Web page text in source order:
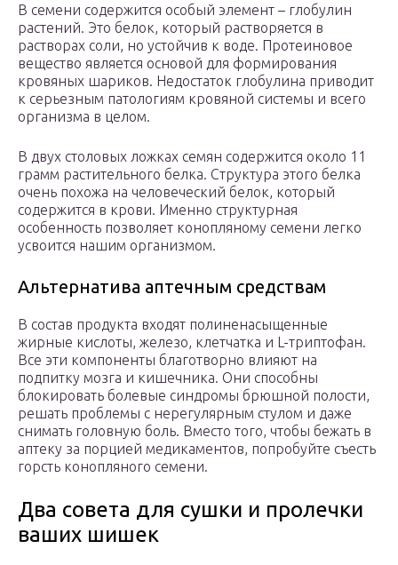
В семени содержится особый элемент – глобулин
растений. Это белок, который растворяется в
растворах соли, но устойчив к воде. Протеиновое
вещество является основой для формирования
кровяных шариков. Недостаток глобулина приводит
к серьезным патологиям кровяной системы и всего
организма в целом.
В двух столовых ложках семян содержится около 11
грамм растительного белка. Структура этого белка
очень похожа на человеческий белок, который
содержится в крови. Именно структурная
особенность позволяет конопляному семени легко
усвоится нашим организмом.
Альтернатива аптечным средствам
В состав продукта входят полиненасыщенные
жирные кислоты, железо, клетчатка и L-триптофан.
Все эти компоненты благотворно влияют на
подпитку мозга и кишечника. Они способны
блокировать болевые синдромы брюшной полости,
решать проблемы с нерегулярным стулом и даже
снимать головную боль. Вместо того, чтобы бежать в
аптеку за порцией медикаментов, попробуйте съесть
горсть конопляного семени.
Два совета для сушки и пролечки
ваших шишек